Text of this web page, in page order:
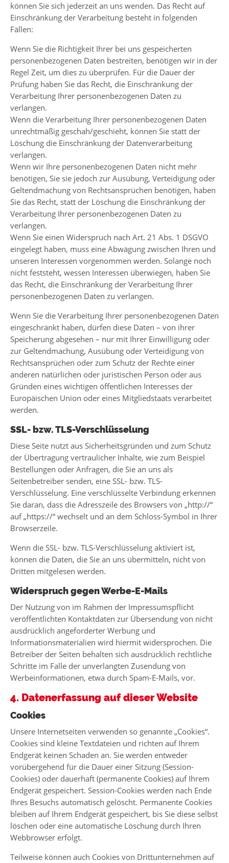
können Sie sich jederzeit an uns wenden. Das Recht auf
Einschränkung der Verarbeitung besteht in folgenden
Fällen:
Wenn Sie die Richtigkeit Ihrer bei uns gespeicherten
personenbezogenen Daten bestreiten, benötigen wir in der
Regel Zeit, um dies zu überprüfen. Für die Dauer der
Prüfung haben Sie das Recht, die Einschränkung der
Verarbeitung Ihrer personenbezogenen Daten zu
verlangen.
Wenn die Verarbeitung Ihrer personenbezogenen Daten
unrechtmäßig geschah/geschieht, können Sie statt der
Löschung die Einschränkung der Datenverarbeitung
verlangen.
Wenn wir Ihre personenbezogenen Daten nicht mehr
benötigen, Sie sie jedoch zur Ausübung, Verteidigung oder
Geltendmachung von Rechtsansprüchen benötigen, haben
Sie das Recht, statt der Löschung die Einschränkung der
Verarbeitung Ihrer personenbezogenen Daten zu
verlangen.
Wenn Sie einen Widerspruch nach Art. 21 Abs. 1 DSGVO
eingelegt haben, muss eine Abwägung zwischen Ihren und
unseren Interessen vorgenommen werden. Solange noch
nicht feststeht, wessen Interessen überwiegen, haben Sie
das Recht, die Einschränkung der Verarbeitung Ihrer
personenbezogenen Daten zu verlangen.
Wenn Sie die Verarbeitung Ihrer personenbezogenen Daten
eingeschränkt haben, dürfen diese Daten – von ihrer
Speicherung abgesehen – nur mit Ihrer Einwilligung oder
zur Geltendmachung, Ausübung oder Verteidigung von
Rechtsansprüchen oder zum Schutz der Rechte einer
anderen natürlichen oder juristischen Person oder aus
Gründen eines wichtigen öffentlichen Interesses der
Europäischen Union oder eines Mitgliedstaats verarbeitet
werden.
SSL- bzw. TLS-Verschlüsselung
Diese Seite nutzt aus Sicherheitsgründen und zum Schutz
der Übertragung vertraulicher Inhalte, wie zum Beispiel
Bestellungen oder Anfragen, die Sie an uns als
Seitenbetreiber senden, eine SSL- bzw. TLS-
Verschlüsselung. Eine verschlüsselte Verbindung erkennen
Sie daran, dass die Adresszeile des Browsers von „http://“
auf „https://“ wechselt und an dem Schloss-Symbol in Ihrer
Browserzeile.
Wenn die SSL- bzw. TLS-Verschlüsselung aktiviert ist,
können die Daten, die Sie an uns übermitteln, nicht von
Dritten mitgelesen werden.
Widerspruch gegen Werbe-E-Mails
Der Nutzung von im Rahmen der Impressumspflicht
veröffentlichten Kontaktdaten zur Übersendung von nicht
ausdrücklich angeforderter Werbung und
Informationsmaterialien wird hiermit widersprochen. Die
Betreiber der Seiten behalten sich ausdrücklich rechtliche
Schritte im Falle der unverlangten Zusendung von
Werbeinformationen, etwa durch Spam-E-Mails, vor.
4. Datenerfassung auf dieser Website
Cookies
Unsere Internetseiten verwenden so genannte „Cookies“.
Cookies sind kleine Textdateien und richten auf Ihrem
Endgerät keinen Schaden an. Sie werden entweder
vorübergehend für die Dauer einer Sitzung (Session-
Cookies) oder dauerhaft (permanente Cookies) auf Ihrem
Endgerät gespeichert. Session-Cookies werden nach Ende
Ihres Besuchs automatisch gelöscht. Permanente Cookies
bleiben auf Ihrem Endgerät gespeichert, bis Sie diese selbst
löschen oder eine automatische Löschung durch Ihren
Webbrowser erfolgt.
Teilweise können auch Cookies von Drittunternehmen auf